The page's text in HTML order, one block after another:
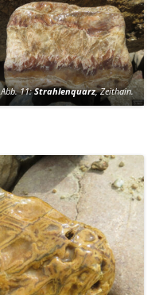
Abb. 11:Strahlenquarz, Zeithain.